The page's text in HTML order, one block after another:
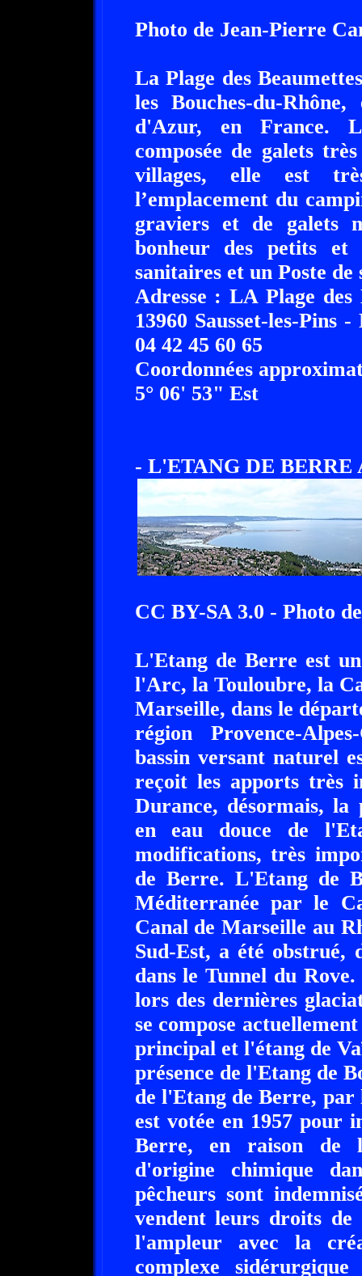
Photo de Jean-Pierre
La Plage des
les Bouches-du-
d'Azur, en France.
composée de galets
villages, elle est
l’emplacement du
graviers et de galets
bonheur des petits et
sanitaires et un Poste de
Adresse : LA Plage
13960 Sausset-les-Pins
04 42 45 60 65
Coordonnées
5° 06' 53" Est
- L'ETANG DE BERRE
CC BY-SA 3.0 - Photo
L'Etang de Berre est
l'Arc, la Touloubre, la
Marseille, dans le
région Provence-
bassin versant naturel
reçoit les apports très
Durance, désormais,
en eau douce de
modifications, très
de Berre. L'Etang de
Méditerranée par le
Canal de Marseille au
Sud-Est, a été obstrué,
dans le Tunnel du
lors des dernières
se compose
principal et l'étang de
présence de l'Etang de
de l'Etang de Berre,
est votée en 1957 pour
Berre, en raison de
d'origine chimique
pêcheurs sont
vendent leurs droits
l'ampleur avec la
complexe